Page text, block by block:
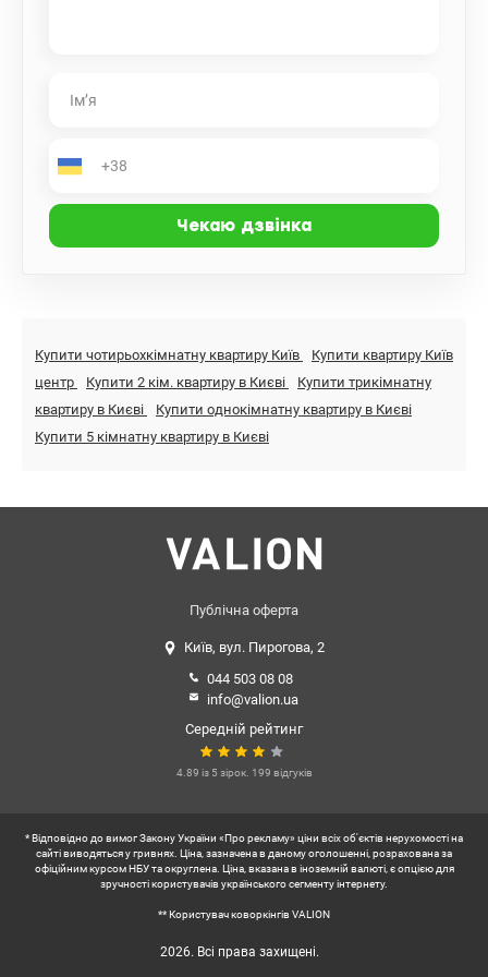
Купити чотирьохкімнатну квартиру Київ
Купити квартиру Київ
центр
Купити 2 кім. квартиру в Києві
Купити трикімнатну
квартиру в Києві
Купити однокімнатну квартиру в Києві
Купити 5 кімнатну квартиру в Києві
Публічна оферта
Київ, вул. Пирогова, 2
044 503 08 08
info@valion.ua
Середній рейтинг
4.89 із 5 зірок. 199 відгуків
2026. Всі права захищені.
* Відповідно до вимог Закону України «Про рекламу» ціни всіх об'єктів нерухомості на
сайті виводяться у гривнях. Ціна, зазначена в даному оголошенні, розрахована за
офіційним курсом НБУ та округлена. Ціна, вказана в іноземній валюті, є опцією для
зручності користувачів українського сегменту інтернету.
** Користувач коворкінгів VALION